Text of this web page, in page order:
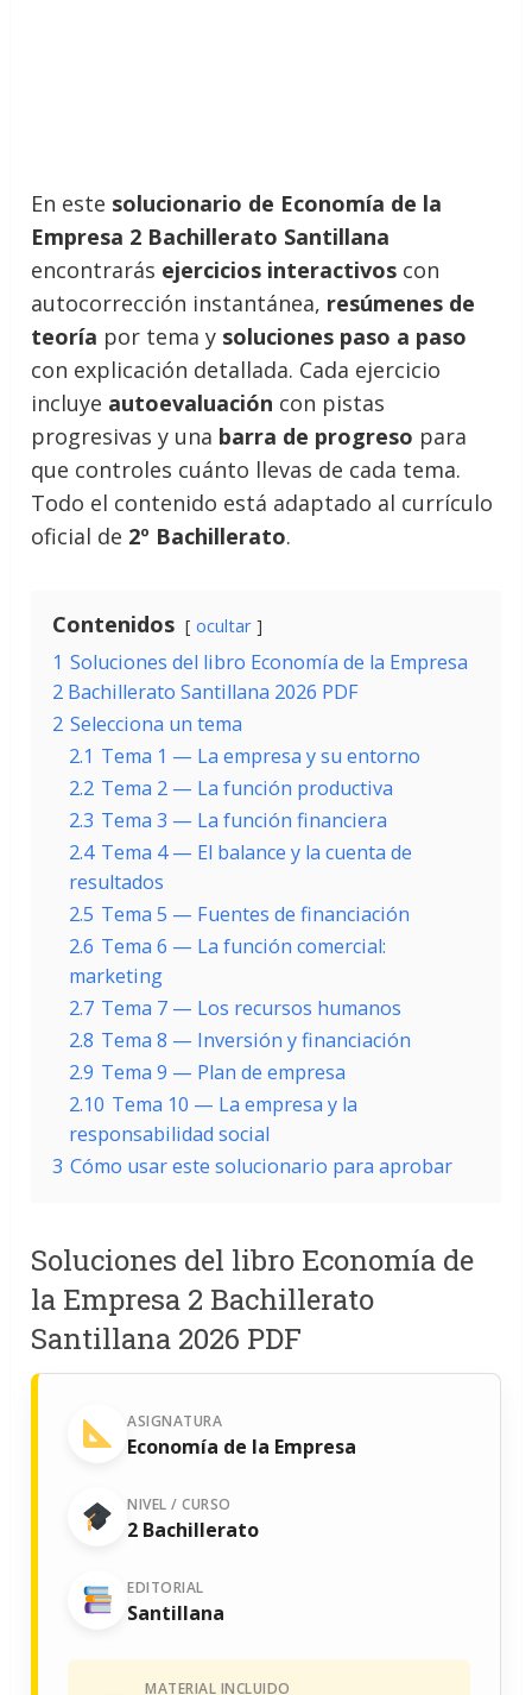
En este solucionario de Economía de la
Empresa 2 Bachillerato Santillana
encontrarás ejercicios interactivos con
autocorrección instantánea, resúmenes de
teoría por tema y soluciones paso a paso
con explicación detallada. Cada ejercicio
incluye autoevaluación con pistas
progresivas y una barra de progreso para
que controles cuánto llevas de cada tema.
Todo el contenido está adaptado al currículo
oficial de 2º Bachillerato.
Contenidos ocultar
1 Soluciones del libro Economía de la Empresa
2 Bachillerato Santillana 2026 PDF
2 Selecciona un tema
2.1 Tema 1 — La empresa y su entorno
2.2 Tema 2 — La función productiva
2.3 Tema 3 — La función financiera
2.4 Tema 4 — El balance y la cuenta de
resultados
2.5 Tema 5 — Fuentes de financiación
2.6 Tema 6 — La función comercial:
marketing
2.7 Tema 7 — Los recursos humanos
2.8 Tema 8 — Inversión y financiación
2.9 Tema 9 — Plan de empresa
2.10 Tema 10 — La empresa y la
responsabilidad social
3 Cómo usar este solucionario para aprobar
Soluciones del libro Economía de
la Empresa 2 Bachillerato
Santillana 2026 PDF
ASIGNATURA
Economía de la Empresa
NIVEL / CURSO
2 Bachillerato
EDITORIAL
Santillana
MATERIAL INCLUIDO